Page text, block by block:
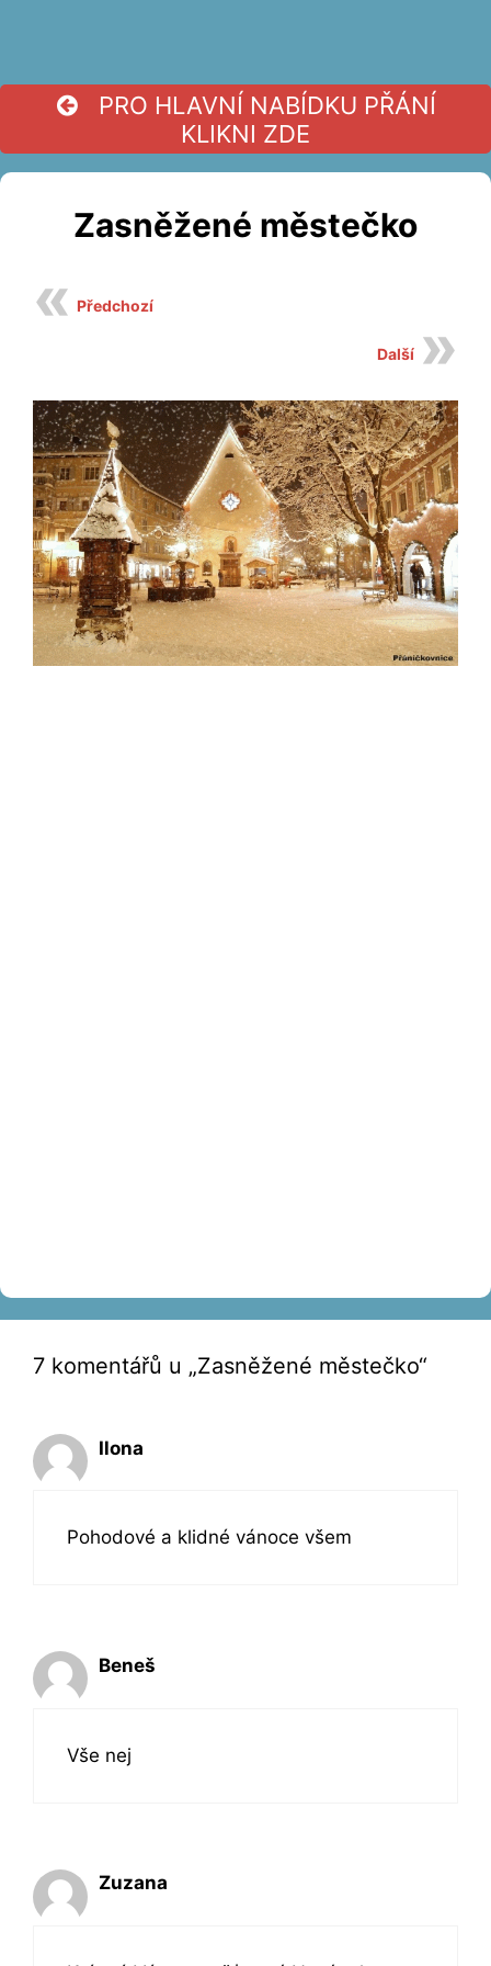
PRO HLAVNÍ NABÍDKU PŘÁNÍ
KLIKNI ZDE
Zasněžené městečko
Předchozí
Další
7 komentářů u „Zasněžené městečko“
Ilona
Pohodové a klidné vánoce všem
Beneš
Vše nej
Zuzana